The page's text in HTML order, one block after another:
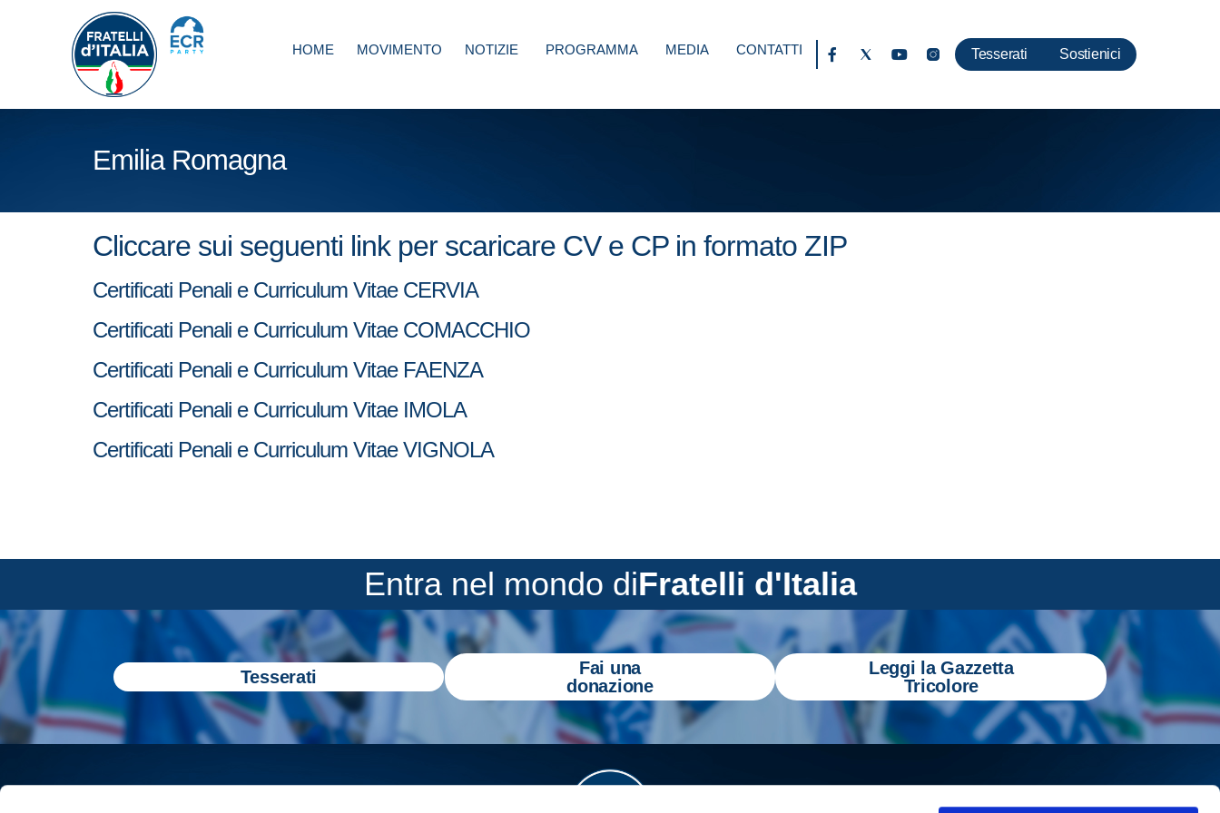
HOME MOVIMENTO NOTIZIE PROGRAMMA MEDIA CONTATTI Tesserati Sostienici
Emilia Romagna
Cliccare sui seguenti link per scaricare CV e CP in formato ZIP
Certificati Penali e Curriculum Vitae CERVIA
Certificati Penali e Curriculum Vitae COMACCHIO
Certificati Penali e Curriculum Vitae FAENZA
Certificati Penali e Curriculum Vitae IMOLA
Certificati Penali e Curriculum Vitae VIGNOLA
Entra nel mondo diFratelli d'Italia
Tesserati
Fai una
donazione
Leggi la Gazzetta
Tricolore